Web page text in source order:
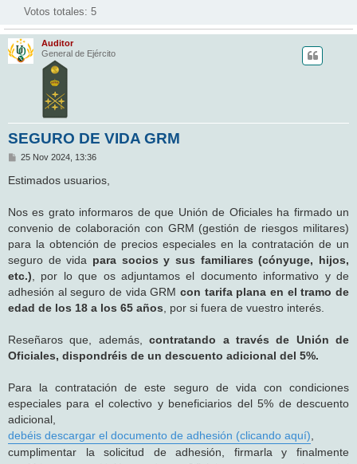
Votos totales: 5
Auditor
General de Ejército
SEGURO DE VIDA GRM
M
n
s
e
25 Nov 2024, 13:36
Estimados usuarios,
Nos es grato informaros de que Unión de Oficiales ha firmado un
convenio de colaboración con GRM (gestión de riesgos militares)
para la obtención de precios especiales en la contratación de un
seguro de vida para socios y sus familiares (cónyuge, hijos,
etc.) , por lo que os adjuntamos el documento informativo y de
adhesión al seguro de vida GRM con tarifa plana en el tramo de
edad de los 18 a los 65 años , por si fuera de vuestro interés.
Reseñaros que, además,contratando a través de Unión de
Oficiales, dispondréis de un descuento adicional del 5%.
Para la contratación de este seguro de vida con condiciones
especiales para el colectivo y beneficiarios del 5% de descuento
adicional,
debéis descargar el documento de adhesión (clicando aquí)
cumplimentar la solicitud de adhesión, firmarla y finalmente